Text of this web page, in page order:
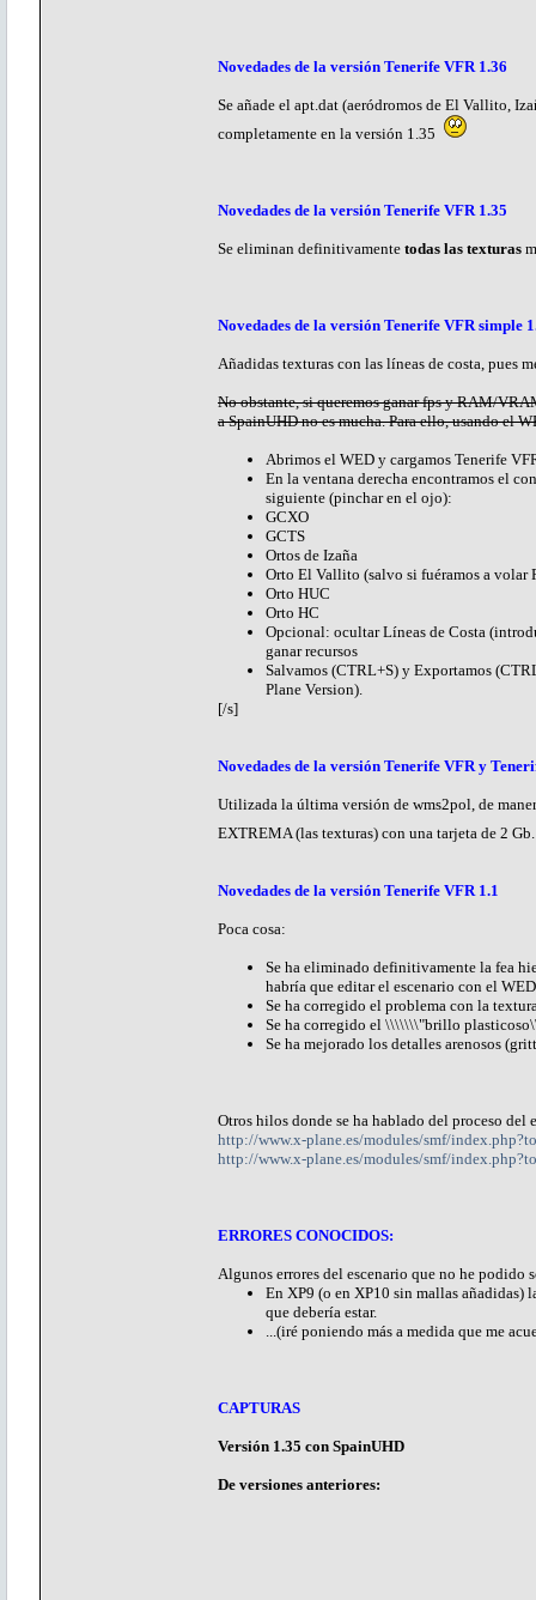
Novedades de la versión Tenerife VFR 1.36
Se añade el apt.dat (aeródromos de El Vallito,
completamente en la versión 1.35
Novedades de la versión Tenerife VFR 1.35
Se eliminan definitivamente todas las texturas
Novedades de la versión Tenerife VFR simple
Añadidas texturas con las líneas de costa, pues
No obstante, si queremos ganar fps y RAM/
a SpainUHD no es mucha. Para ello, usando el
Abrimos el WED y cargamos Tenerife
En la ventana derecha encontramos el
siguiente (pinchar en el ojo):
GCXO
GCTS
Ortos de Izaña
Orto El Vallito (salvo si fuéramos a volar
Orto HUC
Orto HC
Opcional: ocultar Líneas de Costa
ganar recursos
Salvamos (CTRL+S) y Exportamos
Plane Version).
[/s]
Novedades de la versión Tenerife VFR y
Utilizada la última versión de wms2pol, de
EXTREMA (las texturas) con una tarjeta de 2
Novedades de la versión Tenerife VFR 1.1
Poca cosa:
Se ha eliminado definitivamente la fea
habría que editar el escenario con el
Se ha corregido el problema con la
Se ha corregido el \\\\\\\"brillo
Se ha mejorado los detalles arenosos
Otros hilos donde se ha hablado del proceso del
http://www.x-plane.es/modules/smf/
http://www.x-plane.es/modules/smf/
ERRORES CONOCIDOS:
Algunos errores del escenario que no he podido
En XP9 (o en XP10 sin mallas añadidas)
que debería estar.
...(iré poniendo más a medida que me
CAPTURAS
Versión 1.35 con SpainUHD
De versiones anteriores: